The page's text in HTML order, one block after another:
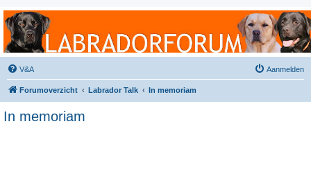
Labradorforum
Het gezelligste Labradorforum van Nederland en België!
V&A Aanmelden
Forumoverzicht Labrador Talk In memoriam
In memoriam